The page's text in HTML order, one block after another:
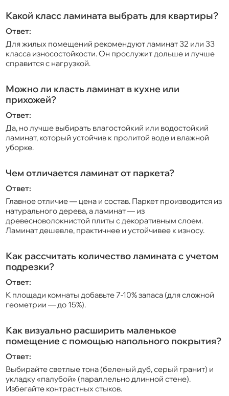
Какой класс ламината выбрать для квартиры?
Ответ:
Для жилых помещений рекомендуют ламинат 32 или 33
класса износостойкости. Он прослужит дольше и лучше
справится с нагрузкой.
Можно ли класть ламинат в кухне или
прихожей?
Ответ:
Да, но лучше выбирать влагостойкий или водостойкий
ламинат, который устойчив к пролитой воде и влажной
уборке.
Чем отличается ламинат от паркета?
Ответ:
Главное отличие — цена и состав. Паркет производится из
натурального дерева, а ламинат — из
древесноволокнистой плиты с декоративным слоем.
Ламинат дешевле, практичнее и устойчивее к износу.
Как рассчитать количество ламината с учетом
подрезки?
Ответ:
К площади комнаты добавьте 7-10% запаса (для сложной
геометрии — до 15%).
Как визуально расширить маленькое
помещение с помощью напольного покрытия?
Ответ:
Выбирайте светлые тона (беленый дуб, серый гранит) и
укладку «палубой» (параллельно длинной стене).
Избегайте контрастных стыков.